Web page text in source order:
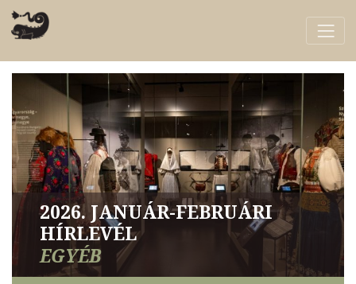
2026. JANUÁR-FEBRUÁRI
HÍRLEVÉL
EGYÉB